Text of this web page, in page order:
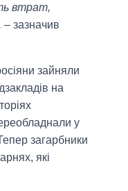
втрат,
– зазначив
зайняли
на
у
загарбники
які